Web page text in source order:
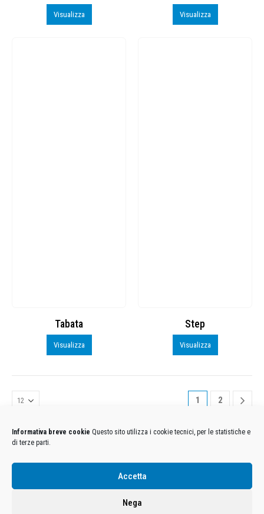
Informativa breve cookie Questo sito utilizza i cookie tecnici, per le statistiche e
di terze parti.
Accetta
Nega
Visualizza Visualizza
Tabata
Visualizza
Step
Visualizza
1 2
Condizioni Generali di Utilizzo-Cookies-Privacy
Euro 12.500.000 i.v. - C.F. e Iscr. Reg. Imp. Monza e Brianza 02137480964 - R.E.A. MB-1370021 -
P.IVA. 11005760159 - Direzione e coordinamento art. 2497 C.C. DECATHLON SA, Villeneuve